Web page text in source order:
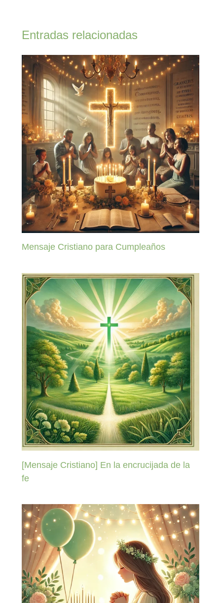
Entradas relacionadas
Mensaje Cristiano para Cumpleaños
[Mensaje Cristiano] En la encrucijada de la
fe